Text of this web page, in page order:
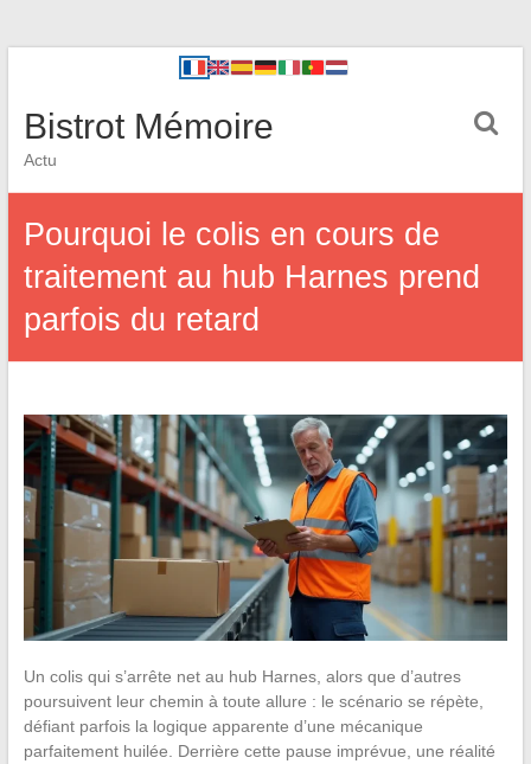
Bistrot Mémoire
Actu
Pourquoi le colis en cours de
traitement au hub Harnes prend
parfois du retard
Un colis qui s’arrête net au hub Harnes, alors que d’autres
poursuivent leur chemin à toute allure : le scénario se répète,
défiant parfois la logique apparente d’une mécanique
parfaitement huilée. Derrière cette pause imprévue, une réalité